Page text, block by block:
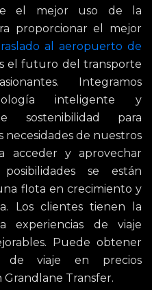
el mejor uso de la
proporcionar el mejor
al aeropuerto de
el futuro del transporte
Integramos
inteligente y
sostenibilidad para
necesidades de nuestros
acceder y aprovechar
se están
flota en crecimiento y
Los clientes tienen la
experiencias de viaje
Puede obtener
de viaje en precios
Grandlane Transfer.